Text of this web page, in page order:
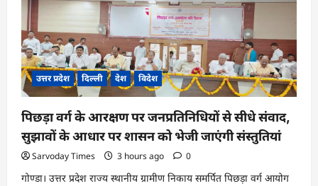
उत्तर प्रदेश दिल्ली देश विदेश
पिछड़ा वर्ग के आरक्षण पर जनप्रतिनिधियों से सीधे संवाद,
सुझावों के आधार पर शासन को भेजी जाएंगी संस्तुतियां
Sarvoday Times 3 hours ago 0
गोण्डा। उत्तर प्रदेश राज्य स्थानीय ग्रामीण निकाय समर्पित पिछड़ा वर्ग आयोग